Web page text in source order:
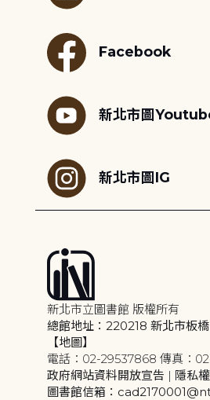
Facebook
新北市圖
新北市圖IG
新北市立圖書館 版權所有
總館地址：220218 新北市板
【地圖】
電話：02-29537868 傳真：
政府網站資料開放宣告 | 隱私
圖書館信箱：